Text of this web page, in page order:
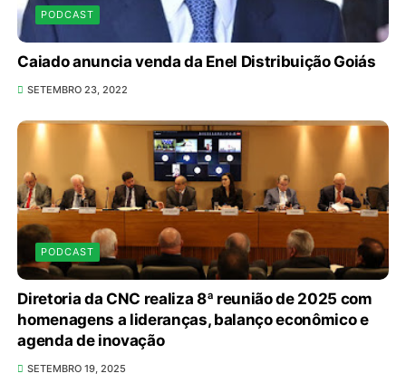
PODCAST
Caiado anuncia venda da Enel Distribuição Goiás
SETEMBRO 23, 2022
PODCAST
Diretoria da CNC realiza 8ª reunião de 2025 com
homenagens a lideranças, balanço econômico e
agenda de inovação
SETEMBRO 19, 2025